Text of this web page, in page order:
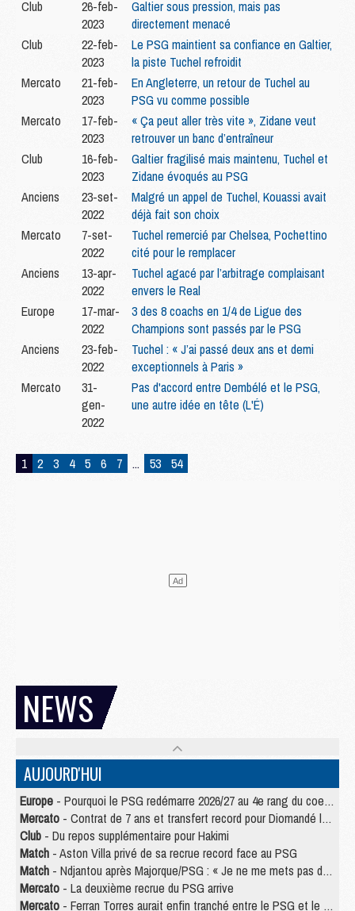
Club
26-feb-
2023
Galtier sous pression, mais pas
directement menacé
Club
22-feb-
2023
Le PSG maintient sa confiance en Galtier,
la piste Tuchel refroidit
Mercato
21-feb-
2023
En Angleterre, un retour de Tuchel au
PSG vu comme possible
Mercato
17-feb-
2023
« Ça peut aller très vite », Zidane veut
retrouver un banc d’entraîneur
Club
16-feb-
2023
Galtier fragilisé mais maintenu, Tuchel et
Zidane évoqués au PSG
Anciens
23-set-
2022
Malgré un appel de Tuchel, Kouassi avait
déjà fait son choix
Mercato
7-set-
2022
Tuchel remercié par Chelsea, Pochettino
cité pour le remplacer
Anciens
13-apr-
2022
Tuchel agacé par l’arbitrage complaisant
envers le Real
Europe
17-mar-
2022
3 des 8 coachs en 1/4 de Ligue des
Champions sont passés par le PSG
Anciens
23-feb-
2022
Tuchel : « J’ai passé deux ans et demi
exceptionnels à Paris »
Mercato
31-
gen-
2022
Pas d'accord entre Dembélé et le PSG,
une autre idée en tête (L'É)
1 2 3 4 5 6 7 ... 53 54
NEWS
AUJOURD'HUI
Europe - Pourquoi le PSG redémarre 2026/27 au 4e rang du coefficient UEFA
Mercato - Contrat de 7 ans et transfert record pour Diomandé loin du PSG
Club - Du repos supplémentaire pour Hakimi
Match - Aston Villa privé de sa recrue record face au PSG
Match - Ndjantou après Majorque/PSG : « Je ne me mets pas de plafond »
Mercato - La deuxième recrue du PSG arrive
Mercato - Ferran Torres aurait enfin tranché entre le PSG et le Barça